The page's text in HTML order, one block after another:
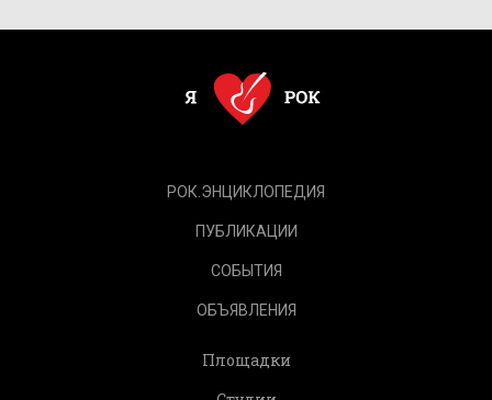
РОК.ЭНЦИКЛОПЕДИЯ
ПУБЛИКАЦИИ
СОБЫТИЯ
ОБЪЯВЛЕНИЯ
Площадки